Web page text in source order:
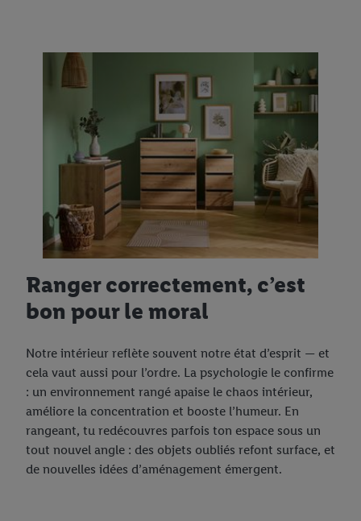
Ranger correctement, c’est
bon pour le moral
Notre intérieur reflète souvent notre état d’esprit — et
cela vaut aussi pour l’ordre. La psychologie le confirme
: un environnement rangé apaise le chaos intérieur,
améliore la concentration et booste l’humeur. En
rangeant, tu redécouvres parfois ton espace sous un
tout nouvel angle : des objets oubliés refont surface, et
de nouvelles idées d’aménagement émergent.